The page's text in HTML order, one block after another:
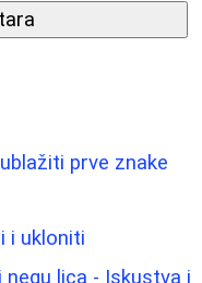
prve znake
i ukloniti
lica - Iskustva i